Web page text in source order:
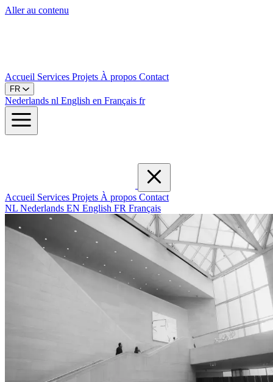
Aller au contenu
Accueil Services Projets À propos Contact
FR
Nederlands nl English en Français fr
Accueil Services Projets À propos Contact
NL Nederlands EN English FR Français